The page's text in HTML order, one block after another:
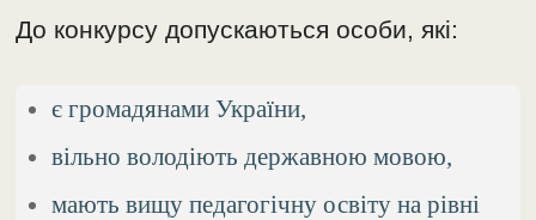
До конкурсу допускаються особи, які:
є громадянами України,
вільно володіють державною мовою,
мають вищу педагогічну освіту на рівні